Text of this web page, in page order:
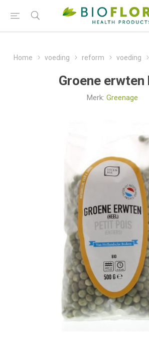
Home voeding reform voeding
Groene erwten
Merk: Greenage